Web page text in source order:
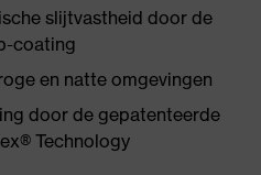
slijtvastheid door de
coating
en natte omgevingen
door de gepatenteerde
Technology